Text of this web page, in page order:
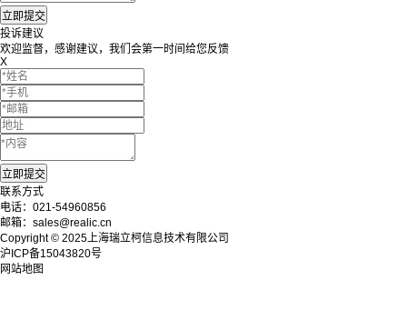
投诉建议
欢迎监督，感谢建议，我们会第一时间给您反馈
X
联系方式
电话：021-54960856
邮箱：sales@realic.cn
Copyright © 2025上海瑞立柯信息技术有限公司
沪ICP备15043820号
网站地图